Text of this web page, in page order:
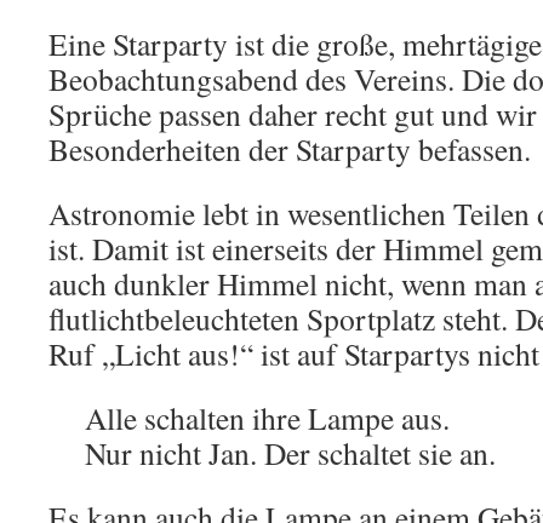
Eine Starparty ist die große,
Beobachtungsabend des Vereins. Die
Sprüche passen daher recht gut und
Besonderheiten der Starparty befassen.
Astronomie lebt in wesentlichen Teilen
ist. Damit ist einerseits der Himmel
auch dunkler Himmel nicht, wenn man
flutlichtbeleuchteten Sportplatz steht.
Ruf „Licht aus!“ ist auf Starpartys
Alle schalten ihre Lampe aus.
Nur nicht Jan. Der schaltet sie an.